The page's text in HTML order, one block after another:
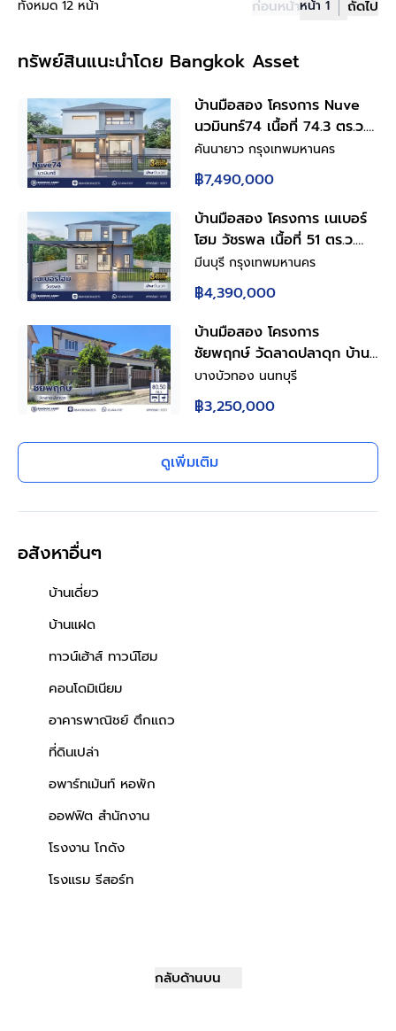
ทั้งหมด 12 หน้า ก่อนหน้าหน้า 1 ถัดไป
ทรัพย์สินแนะนำโดย Bangkok Asset
บ้านมือสอง โครงการ Nuve
นวมินทร์74 เนื้อที่ 74.3 ตร.ว.
ฟังก์ชัน 5 ห้องนอน 4 ห้องน้ำ
2 ที่จอดรถ มีห้องนอนชั้นล่าง
ดีไซน์โดดเด่น บนทำเล
ศักยภาพ เดินทางสะดวกเชื่อม
ต่อถนนเกษตร-นวมินทร์ ถนน
รามอินทรา ถนนเสรีไทย ใกล้
ห้างสรรพสินค้า Central
EastVille และจุดขึ้นทางด่วน
คันนายาว กรุงเทพมหานคร
฿7,490,000
บ้านมือสอง โครงการ เนเบอร์
โฮม วัชรพล เนื้อที่ 51 ตร.ว.
พื้นที่ใช้สอย 157.58 ตร.ม.
ฟังก์ชัน 4 ห้องนอน 2 ห้องน้ำ
2 ที่จอดรถ บนทำเลศักยภาพ
เดินทางสะดวกเชื่อมต่อถนน
สุขาภิบาล5 ถนนวัชรพล ถนน
รามอินทรา ใกล้ห้างสรรพสินค้า
Fashion Island และจุดขึ้น
ทางด่วน "ฉลองรัช"
มีนบุรี กรุงเทพมหานคร
฿4,390,000
บ้านมือสอง โครงการ
ชัยพฤกษ์ วัดลาดปลาดุก บ้าน
เดี่ยว 2 ชั้น 4 ห้องนอน 2
ห้องน้ำ จอดรถ 3 คัน เนื้อที่ 53
ตร.ว. ใช้สอย 120 ตร.ม. มีห้อง
นอนชั้นล่าง ครัวพร้อม
เคาน์เตอร์ หลังคาโรงรถ ทำเล
บางบัวทอง นนทบุรี ติดถนนวัด
บางบัวทอง นนทบุรี
฿3,250,000
ดูเพิ่มเติม
อสังหาอื่นๆ
บ้านเดี่ยว
บ้านแฝด
ทาวน์เฮ้าส์ ทาวน์โฮม
คอนโดมิเนียม
อาคารพาณิชย์ ตึกแถว
ที่ดินเปล่า
อพาร์ทเม้นท์ หอพัก
ออฟฟิต สำนักงาน
โรงงาน โกดัง
โรงแรม รีสอร์ท
กลับด้านบน